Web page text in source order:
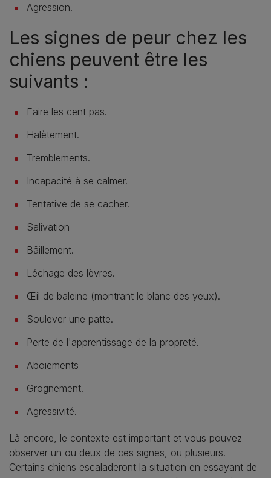
Agression.
Les signes de peur chez les
chiens peuvent être les
suivants :
Faire les cent pas.
Halètement.
Tremblements.
Incapacité à se calmer.
Tentative de se cacher.
Salivation
Bâillement.
Léchage des lèvres.
Œil de baleine (montrant le blanc des yeux).
Soulever une patte.
Perte de l'apprentissage de la propreté.
Aboiements
Grognement.
Agressivité.
Là encore, le contexte est important et vous pouvez
observer un ou deux de ces signes, ou plusieurs.
Certains chiens escaladeront la situation en essayant de